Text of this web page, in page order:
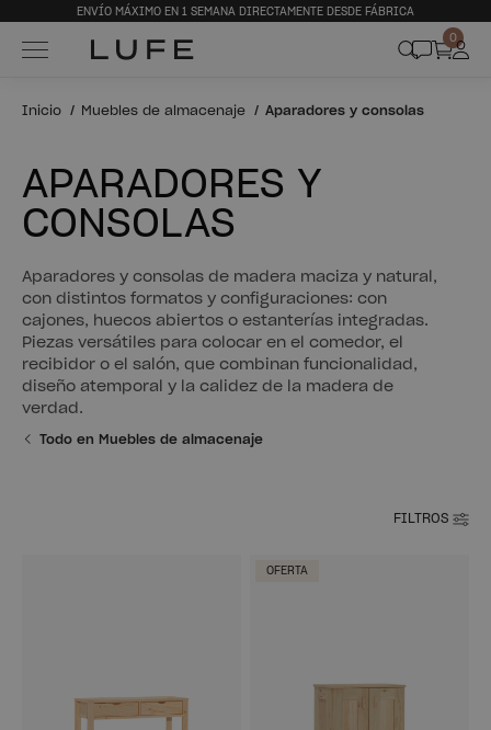
ENVÍO MÁXIMO EN 1 SEMANA DIRECTAMENTE DESDE FÁBRICA
0
Inicio Muebles de almacenaje Aparadores y consolas
APARADORES Y
CONSOLAS
Aparadores y consolas de madera maciza y natural,
con distintos formatos y configuraciones: con
cajones, huecos abiertos o estanterías integradas.
Piezas versátiles para colocar en el comedor, el
recibidor o el salón, que combinan funcionalidad,
diseño atemporal y la calidez de la madera de
verdad.
Todo en Muebles de almacenaje
FILTROS
OFERTA